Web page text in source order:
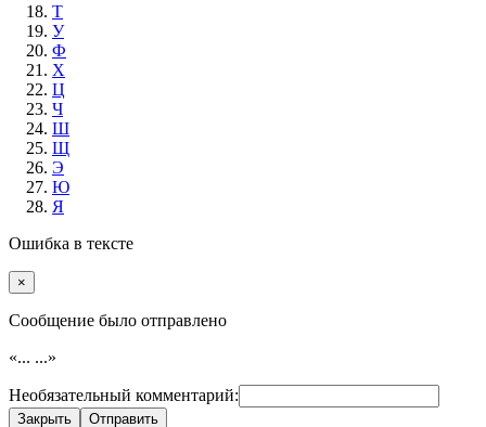
Т
У
Ф
Х
Ц
Ч
Ш
Щ
Э
Ю
Я
Ошибка в тексте
×
Cообщение было отправлено
«... ...»
Необязательный комментарий:
Закрыть Отправить